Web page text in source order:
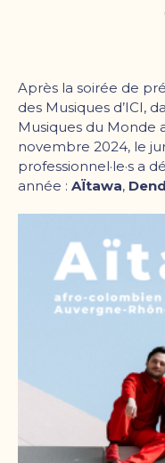
Après la soirée de
des Musiques d’ICI,
Musiques du Monde
novembre 2024, le
professionnel·le·s a
année : AÏtawa,